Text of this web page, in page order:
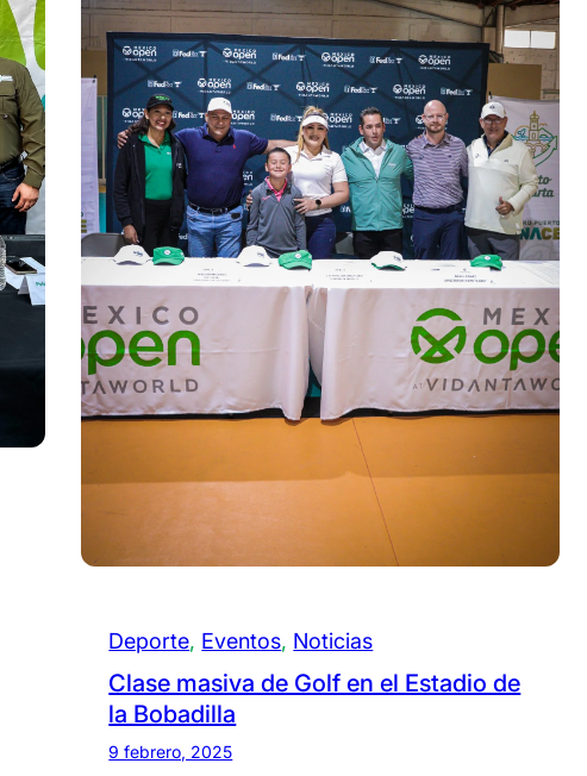
Deporte, Eventos, Noticias
Clase masiva de Golf en el Estadio de
la Bobadilla
9 febrero, 2025